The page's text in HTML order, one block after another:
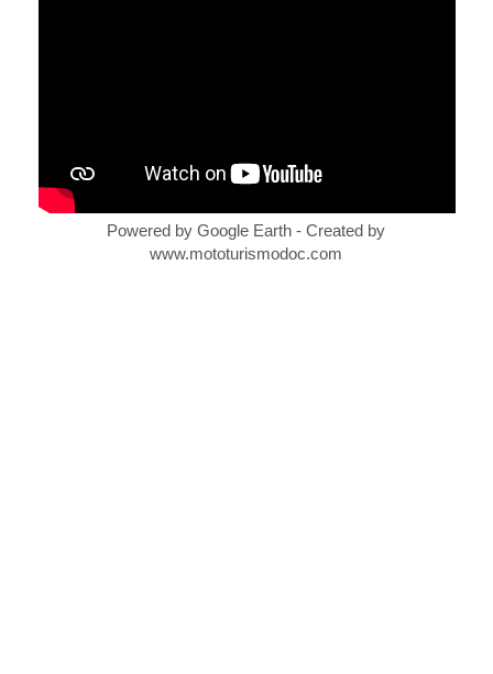
Powered by Google Earth - Created by
www.mototurismodoc.com